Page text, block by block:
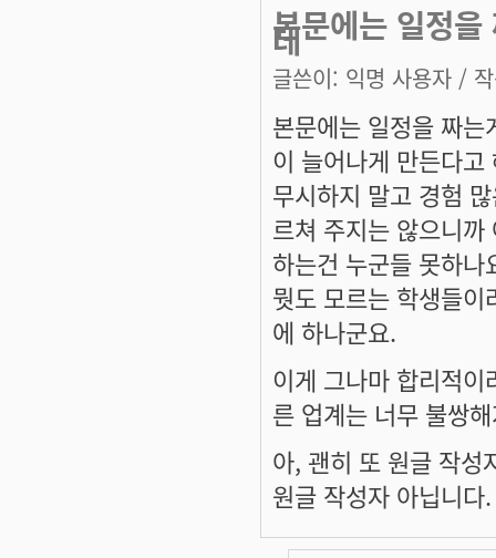
본문에는 일정
데
글쓴이: 익명 사용자 /
본문에는 일정을 짜
이 늘어나게 만든다
무시하지 말고 경험
르쳐 주지는 않으니
하는건 누군들 못하
뭣도 모르는 학생들
에 하나군요.
이게 그나마 합리적
른 업계는 너무 불쌍
아, 괜히 또 원글 작성
원글 작성자 아닙니다.